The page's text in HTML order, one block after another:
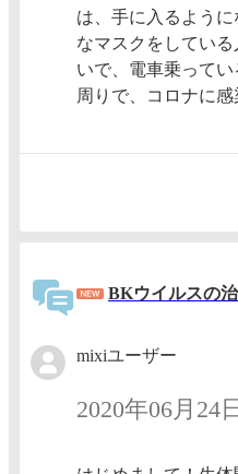
は、手に入るよう
なマスクをしてい
いで、電車乗って
周りで、コロナに
BKウイルスの
mixiユーザー
2020年06月24日